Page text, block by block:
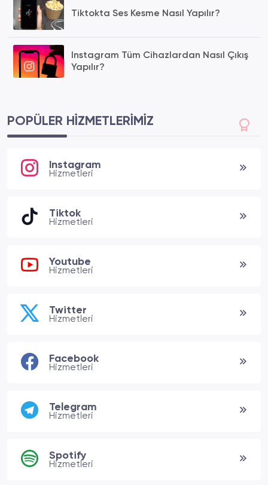
Tiktokta Ses Kesme Nasıl Yapılır?
Instagram Tüm Cihazlardan Nasıl Çıkış
Yapılır?
POPÜLER HIZMETLERIMIZ
Instagram
Hizmetleri
Tiktok
Hizmetleri
Youtube
Hizmetleri
Twitter
Hizmetleri
Facebook
Hizmetleri
Telegram
Hizmetleri
Spotify
Hizmetleri